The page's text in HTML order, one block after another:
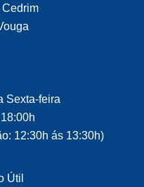
Sexta-feira
12:30h ás 13:30h)
Útil